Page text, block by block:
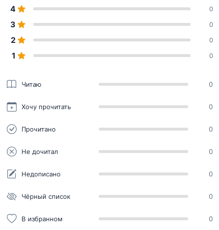
4 0
3 0
2 0
1 0
Читаю 0
Хочу прочитать 0
Прочитано 0
Не дочитал 0
Недописано 0
Чёрный список 0
В избранном 0